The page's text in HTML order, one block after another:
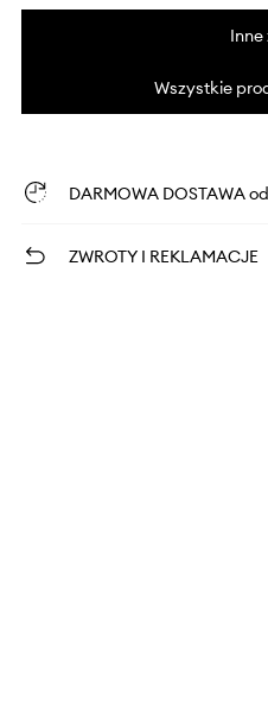
Wszystkie
DARMOWA DOSTAWA od
ZWROTY I REKLAMACJE